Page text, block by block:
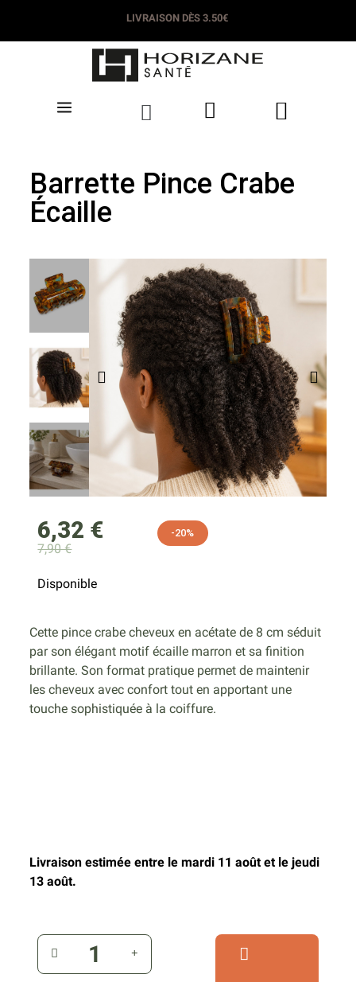
LIVRAISON DÈS 3.50€
Barrette Pince Crabe
Écaille
7,90 €
6,32 € -20%
Disponible
Cette pince crabe cheveux en acétate de 8 cm séduit
par son élégant motif écaille marron et sa finition
brillante. Son format pratique permet de maintenir
les cheveux avec confort tout en apportant une
touche sophistiquée à la coiffure.
Livraison estimée entre le mardi 11 août et le jeudi
13 août.